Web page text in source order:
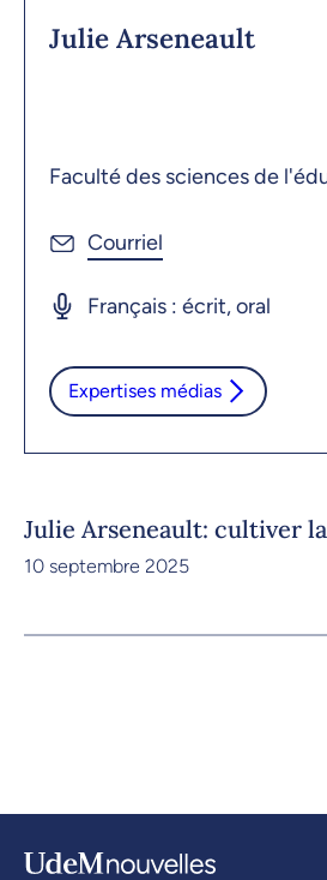
Julie Arseneault
Faculté des sciences de
Français : écrit, oral
Expertises médias
Julie Arseneault: cultiver
10 septembre 2025